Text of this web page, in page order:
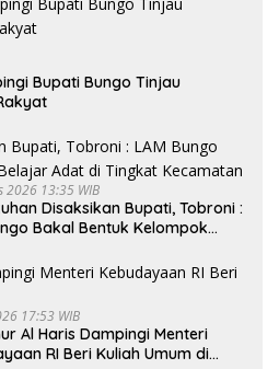
Bupati Bungo Tinjau
2026 13:35 WIB
Disaksikan Bupati, Tobroni :
Bakal Bentuk Kelompok
17:53 WIB
Al Haris Dampingi Menteri
RI Beri Kuliah Umum di